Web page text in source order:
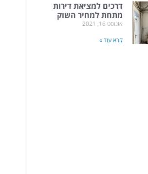
דרכים למציאת דירות
מתחת למחיר השוק
אוגוסט 16, 2021
קרא עוד »